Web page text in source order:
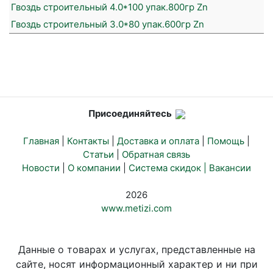
Гвоздь строительный 4.0*100 упак.800гр Zn
Гвоздь строительный 3.0*80 упак.600гр Zn
Присоединяйтесь
Главная Контакты Доставка и оплата Помощь
Статьи
Обратная связь
Новости
О компании Система скидок | Вакансии
2026
www.metizi.com
Данные о товарах и услугах, представленные на
сайте, носят информационный характер и ни при